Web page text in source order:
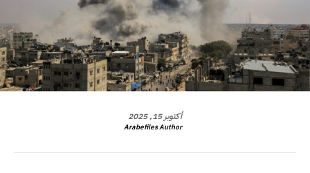
أكتوبر 15, 2025
Arabefiles Author